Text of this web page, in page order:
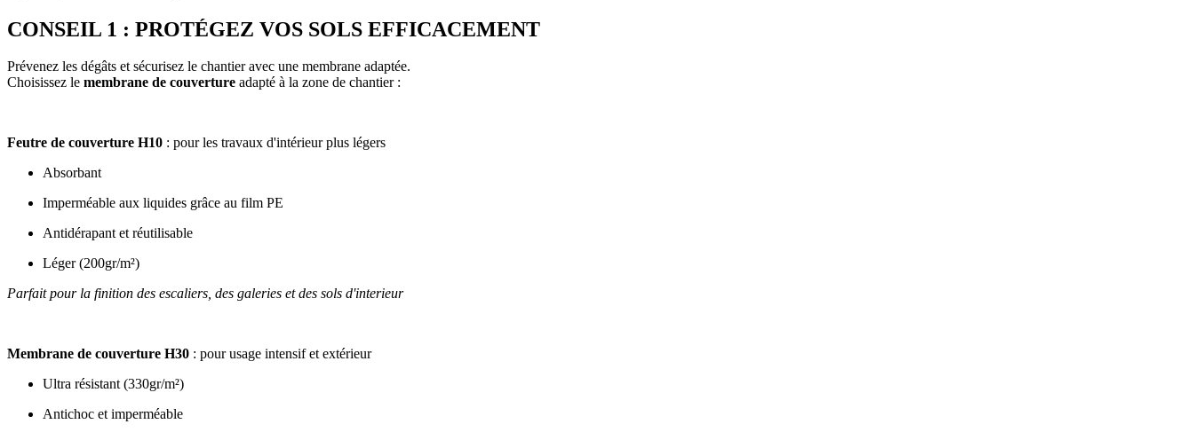
CONSEIL 1 : PROTÉGEZ VOS SOLS EFFICACEMENT
Prévenez les dégâts et sécurisez le chantier avec une membrane adaptée.
Choisissez le membrane de couverture adapté à la zone de chantier :
Feutre de couverture H10 : pour les travaux d'intérieur plus légers
Absorbant
Imperméable aux liquides grâce au film PE
Antidérapant et réutilisable
Léger (200gr/m²)
Parfait pour la finition des escaliers, des galeries et des sols d'interieur
Membrane de couverture H30 : pour usage intensif et extérieur
Ultra résistant (330gr/m²)
Antichoc et imperméable